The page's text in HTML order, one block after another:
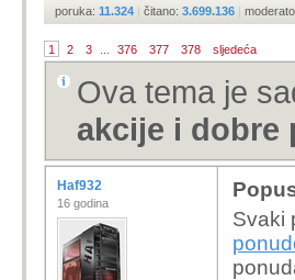
poruka: 11.324 | čitano: 3.699.136 |
1 2 3 376 377 378 sljedeća
Ova tema je
akcije i dobre
Haf932
16 godina
Svaki